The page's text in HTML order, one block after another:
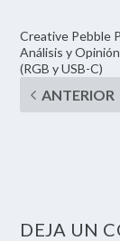
Creative Pebble
Análisis y
(RGB y USB-C)
DEJA UN